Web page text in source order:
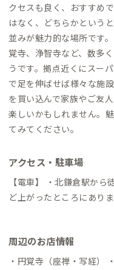
クセスも良く、おすすめ
はなく、どちらかという
並みが魅力的な場所です
覚寺、浄智寺など、数多
うです。拠点近くにスー
で足を伸ばせば様々な施
を買い込んで家族やご友
楽しいかもしれません。
てみてください。
アクセス・駐車場
【電車】 ・北鎌倉駅か
ど上がったところにありま
周辺のお店情報
・円覚寺（座禅・写経）